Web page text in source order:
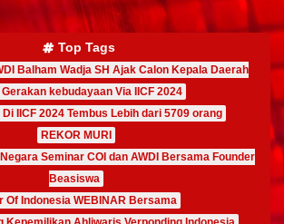
Top Tags
Balham Wadja SH Ajak Calon Kepala Daerah
Gerakan kebudayaan Via IICF 2024
Di IICF 2024 Tembus Lebih dari 5709 orang
REKOR MURI
Seminar COI dan AWDI Bersama Founder
Beasiswa
Of Indonesia WEBINAR Bersama